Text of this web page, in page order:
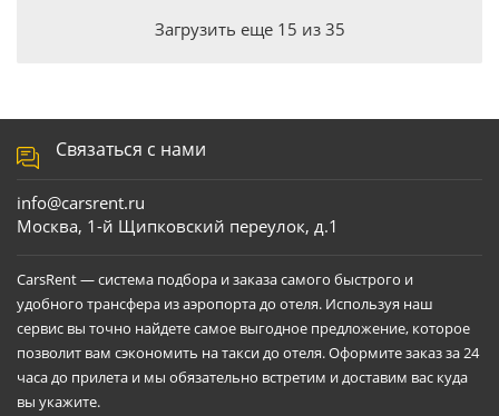
Загрузить еще 15 из 35
Связаться с нами
info@carsrent.ru
Москва, 1-й Щипковский переулок, д.1
CarsRent — система подбора и заказа самого быстрого и
удобного трансфера из аэропорта до отеля. Используя наш
сервис вы точно найдете самое выгодное предложение, которое
позволит вам сэкономить на такси до отеля. Оформите заказ за 24
часа до прилета и мы обязательно встретим и доставим вас куда
вы укажите.